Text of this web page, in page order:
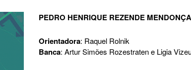
PEDRO HENRIQUE REZENDE MENDONÇA
Orientadora: Raquel Rolnik
Banca: Artur Simões Rozestraten e Ligia